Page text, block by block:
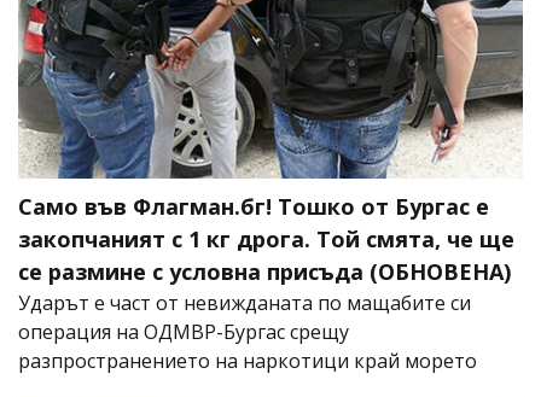
Само във Флагман.бг! Тошко от Бургас е
закопчаният с 1 кг дрога. Той смята, че ще
се размине с условна присъда (ОБНОВЕНА)
Ударът е част от невижданата по мащабите си
операция на ОДМВР-Бургас срещу
разпространението на наркотици край морето